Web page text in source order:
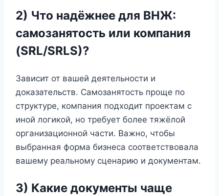
2) Что надёжнее для ВНЖ:
самозанятость или компания
(SRL/SRLS)?
Зависит от вашей деятельности и
доказательств. Самозанятость проще по
структуре, компания подходит проектам с
иной логикой, но требует более тяжёлой
организационной части. Важно, чтобы
выбранная форма бизнеса соответствовала
вашему реальному сценарию и документам.
3) Какие документы чаще